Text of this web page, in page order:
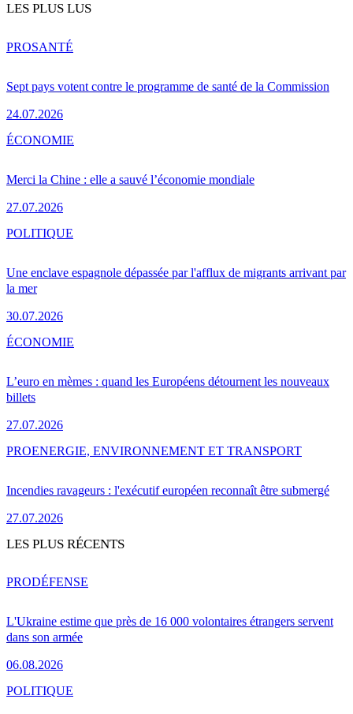
LES PLUS LUS
Sept pays votent contre le programme de santé de la Commission
24.07.2026
PROSANTÉ
Merci la Chine : elle a sauvé l’économie mondiale
27.07.2026
ÉCONOMIE
Une enclave espagnole dépassée par l'afflux de migrants arrivant par
la mer
30.07.2026
POLITIQUE
L’euro en mèmes : quand les Européens détournent les nouveaux
billets
27.07.2026
ÉCONOMIE
Incendies ravageurs : l'exécutif européen reconnaît être submergé
27.07.2026
PROENERGIE, ENVIRONNEMENT ET TRANSPORT
LES PLUS RÉCENTS
L'Ukraine estime que près de 16 000 volontaires étrangers servent
dans son armée
06.08.2026
PRODÉFENSE
POLITIQUE